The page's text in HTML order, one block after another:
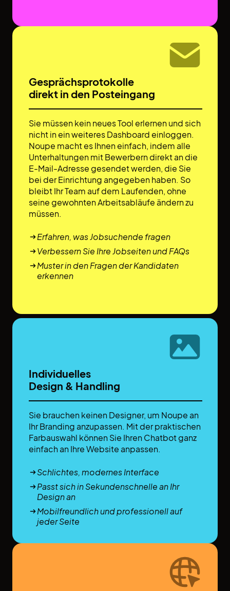
Gesprächsprotokolle
direkt in den Posteingang
Sie müssen kein neues Tool erlernen und sich
nicht in ein weiteres Dashboard einloggen.
Noupe macht es Ihnen einfach, indem alle
Unterhaltungen mit Bewerbern direkt an die
E-Mail-Adresse gesendet werden, die Sie
bei der Einrichtung angegeben haben. So
bleibt Ihr Team auf dem Laufenden, ohne
seine gewohnten Arbeitsabläufe ändern zu
müssen.
Erfahren, was Jobsuchende fragen
Verbessern Sie Ihre Jobseiten und FAQs
Muster in den Fragen der Kandidaten
erkennen
Individuelles
Design & Handling
Sie brauchen keinen Designer, um Noupe an
Ihr Branding anzupassen. Mit der praktischen
Farbauswahl können Sie Ihren Chatbot ganz
einfach an Ihre Website anpassen.
Schlichtes, modernes Interface
Passt sich in Sekundenschnelle an Ihr
Design an
Mobilfreundlich und professionell auf
jeder Seite